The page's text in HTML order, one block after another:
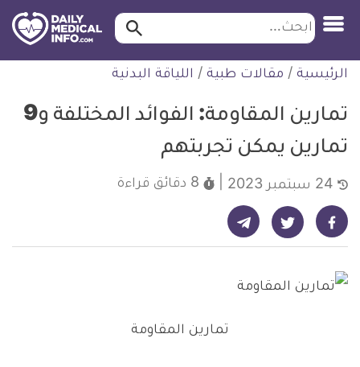
التخطي
للمحتوى
ابحث ابحث…
الرئيسية / مقالات طبية / اللياقة البدنية
تمارين المقاومة: الفوائد المختلفة و9
تمارين يمكن تجربتهم
8 دقائق قراءة
شارك على فيسبوك - ديلي ميديكال انفو شارك على تويتر - ديلي ميديكال انفو شارك على تيليجرام - ديلي ميديكال انفو
تمارين المقاومة